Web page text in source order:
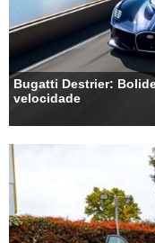
Bugatti Destrier:
velocidade